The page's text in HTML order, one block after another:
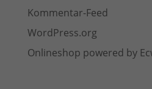
Kommentar-Feed
WordPress.org
Onlineshop powered by